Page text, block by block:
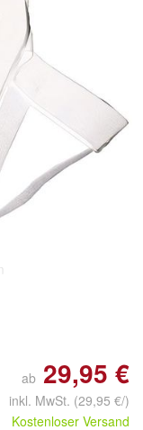
ab 29,95 €
inkl. MwSt. (29,95 €/)
Kostenloser Versand